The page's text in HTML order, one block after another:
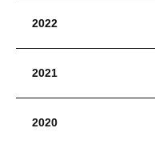
2022
2021
2020